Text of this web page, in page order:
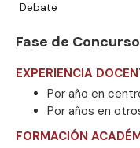
Debate
Fase de
EXPERIENCIA
Por año en
Por años en
FORMACIÓN